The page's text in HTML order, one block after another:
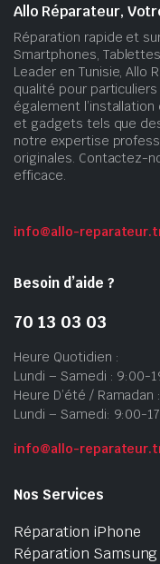
Allo Réparateur,
Réparation rapide et
Smartphones,
Leader en Tunisie, Allo
qualité pour
également
et gadgets tels que
notre expertise
originales. Contactez-
efficace.
info@allo-
Besoin d’aide ?
70 13 03 03
Heure Quotidien :
Lundi – Samedi : 9:00-
Heure D’été / Ramadan :
Lundi – Samedi: 9:00-
info@allo-
Nos Services
Réparation iPhone
Réparation Samsung